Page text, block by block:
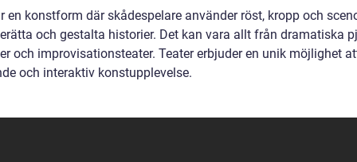
en konstform där skådespelare använder röst, kropp och
och gestalta historier. Det kan vara allt från dramatiska
och improvisationsteater. Teater erbjuder en unik möjlighet
och interaktiv konstupplevelse.